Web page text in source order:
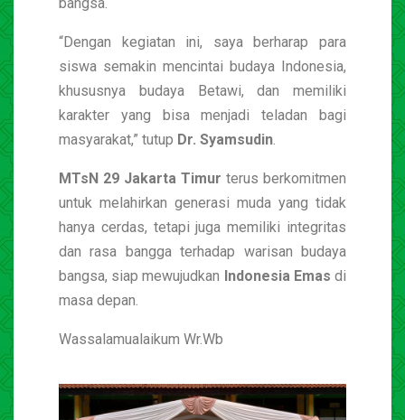
“Dengan kegiatan ini, saya berharap para
siswa semakin mencintai budaya Indonesia,
khususnya budaya Betawi, dan memiliki
karakter yang bisa menjadi teladan bagi
masyarakat,” tutup Dr. Syamsudin
MTsN 29 Jakarta Timur terus berkomitmen
untuk melahirkan generasi muda yang tidak
hanya cerdas, tetapi juga memiliki integritas
dan rasa bangga terhadap warisan budaya
bangsa, siap mewujudkan Indonesia Emas di
masa depan.
Wassalamualaikum Wr.Wb